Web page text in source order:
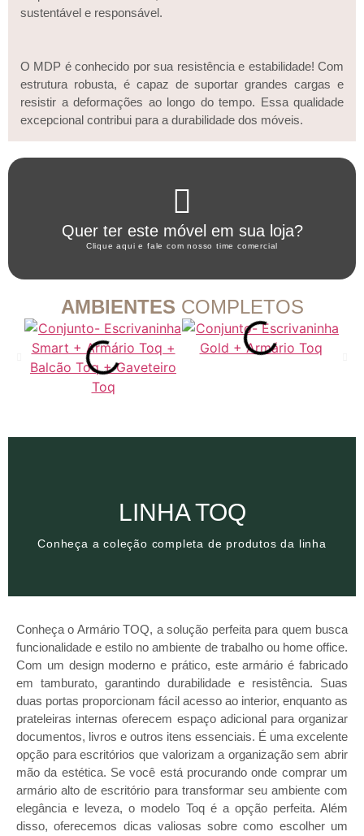
sustentável e responsável.
O MDP é conhecido por sua resistência e estabilidade! Com
estrutura robusta, é capaz de suportar grandes cargas e
resistir a deformações ao longo do tempo. Essa qualidade
excepcional contribui para a durabilidade dos móveis.
Quer ter este móvel em sua loja?
Clique aqui e fale com nosso time comercial
WHATSAPP ARTANY
AMBIENTES COMPLETOS
LINHA TOQ
Conheça a coleção completa de produtos da linha
LINHA TOQ
Conheça a coleção completa de produtos da linha
Conheça o Armário TOQ, a solução perfeita para quem busca
funcionalidade e estilo no ambiente de trabalho ou home office.
Com um design moderno e prático, este armário é fabricado
em tamburato, garantindo durabilidade e resistência. Suas
duas portas proporcionam fácil acesso ao interior, enquanto as
prateleiras internas oferecem espaço adicional para organizar
documentos, livros e outros itens essenciais. É uma excelente
opção para escritórios que valorizam a organização sem abrir
mão da estética. Se você está procurando onde comprar um
armário alto de escritório para transformar seu ambiente com
elegância e leveza, o modelo Toq é a opção perfeita. Além
disso, oferecemos dicas valiosas sobre como escolher um